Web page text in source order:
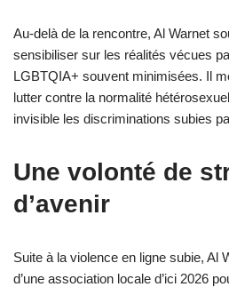
Au-delà de la rencontre, Al Warnet
sensibiliser sur les réalités vécues
LGBTQIA+ souvent minimisées. Il
lutter contre la normalité
invisible les discriminations subies
Une volonté de
d’avenir
Suite à la violence en ligne subie, Al
d’une association locale d’ici 2026